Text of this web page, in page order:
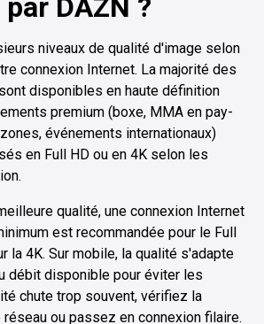
DAZN ?
niveaux de qualité d'image selon
connexion Internet. La majorité des
disponibles en haute définition
premium (boxe, MMA en pay-
événements internationaux)
en Full HD ou en 4K selon les
qualité, une connexion Internet
est recommandée pour le Full
la 4K. Sur mobile, la qualité s'adapte
débit disponible pour éviter les
chute trop souvent, vérifiez la
ou passez en connexion filaire.